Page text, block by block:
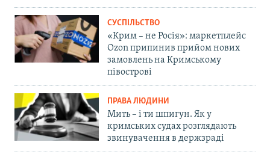
СУСПІЛЬСТВО
«Крим – не Росія»: маркетплейс
Ozon припинив прийом нових
замовлень на Кримському
півострові
ПРАВА ЛЮДИНИ
Мить – і ти шпигун. Як у
кримських судах розглядають
звинувачення в держзраді